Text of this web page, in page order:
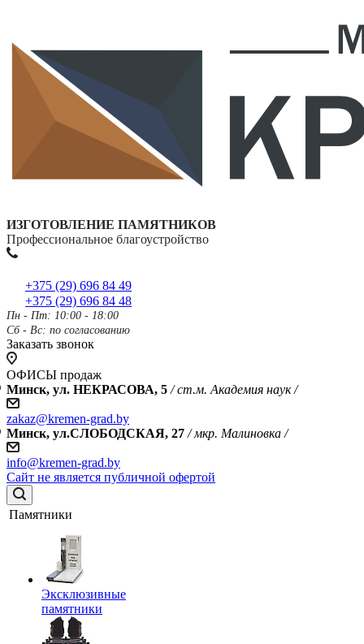
ИЗГОТОВЛЕНИЕ ПАМЯТНИКОВ
Профессиональное благоустройство
+375 (29) 696 84 49
+375 (29) 696 84 48
Пн - Пт: 10:00 - 18:00
Сб - Вс: по согласованию
Заказать звонок
ОФИСЫ продаж
Минск, ул. НЕКРАСОВА, 5 / ст.м. Академия наук /
zakaz@kremen-grad.by
Минск, ул.СЛОБОДСКАЯ, 27 / мкр. Малиновка /
info@kremen-grad.by
Сайт не является публичной офертой
Памятники
Эксклюзивные
памятники